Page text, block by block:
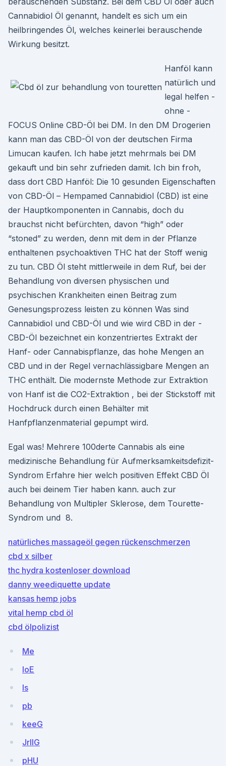
Cannabidiol Öl genannt, handelt es sich um ein
heilbringendes Öl, welches keinerlei berauschende
Wirkung besitzt.
Hanföl kann
natürlich und
legal helfen -
ohne -
FOCUS Online CBD-Öl bei DM. In den DM Drogerien
kann man das CBD-Öl von der deutschen Firma
Limucan kaufen. Ich habe jetzt mehrmals bei DM
gekauft und bin sehr zufrieden damit. Ich bin froh,
dass dort CBD Hanföl: Die 10 gesunden Eigenschaften
von CBD-Öl – Hempamed Cannabidiol (CBD) ist eine
der Hauptkomponenten in Cannabis, doch du
brauchst nicht befürchten, davon “high” oder
“stoned” zu werden, denn mit dem in der Pflanze
enthaltenen psychoaktiven THC hat der Stoff wenig
zu tun. CBD Öl steht mittlerweile in dem Ruf, bei der
Behandlung von diversen physischen und
psychischen Krankheiten einen Beitrag zum
Genesungsprozess leisten zu können Was sind
Cannabidiol und CBD-Öl und wie wird CBD in der -
CBD-Öl bezeichnet ein konzentriertes Extrakt der
Hanf- oder Cannabispflanze, das hohe Mengen an
CBD und in der Regel vernachlässigbare Mengen an
THC enthält. Die modernste Methode zur Extraktion
von Hanf ist die CO2-Extraktion , bei der Stickstoff mit
Hochdruck durch einen Behälter mit
Hanfpflanzenmaterial gepumpt wird.
Egal was! Mehrere 100derte Cannabis als eine
medizinische Behandlung für Aufmerksamkeitsdefizit-
Syndrom Erfahre hier welch positiven Effekt CBD Öl
auch bei deinem Tier haben kann. auch zur
Behandlung von Multipler Sklerose, dem Tourette-
Syndrom und 8.
natürliches massageöl gegen rückenschmerzen
cbd x silber
thc hydra kostenloser download
danny weediquette update
kansas hemp jobs
vital hemp cbd öl
cbd ölpolizist
Me
IoE
Is
pb
keeG
JrIIG
pHU